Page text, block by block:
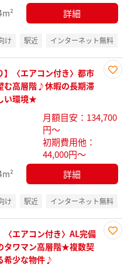
詳細
け 駅近 インターネット無料
録
】〈エアコン付き〉都市
む高層階♪休暇の長期滞
い環境★
月額目安：134,700
円～
初期費用他：
44,000円～
詳細
け 駅近 インターネット無料
〈エアコン付き〉AL完備
タワマン高層階★複数契
希少な物件♪